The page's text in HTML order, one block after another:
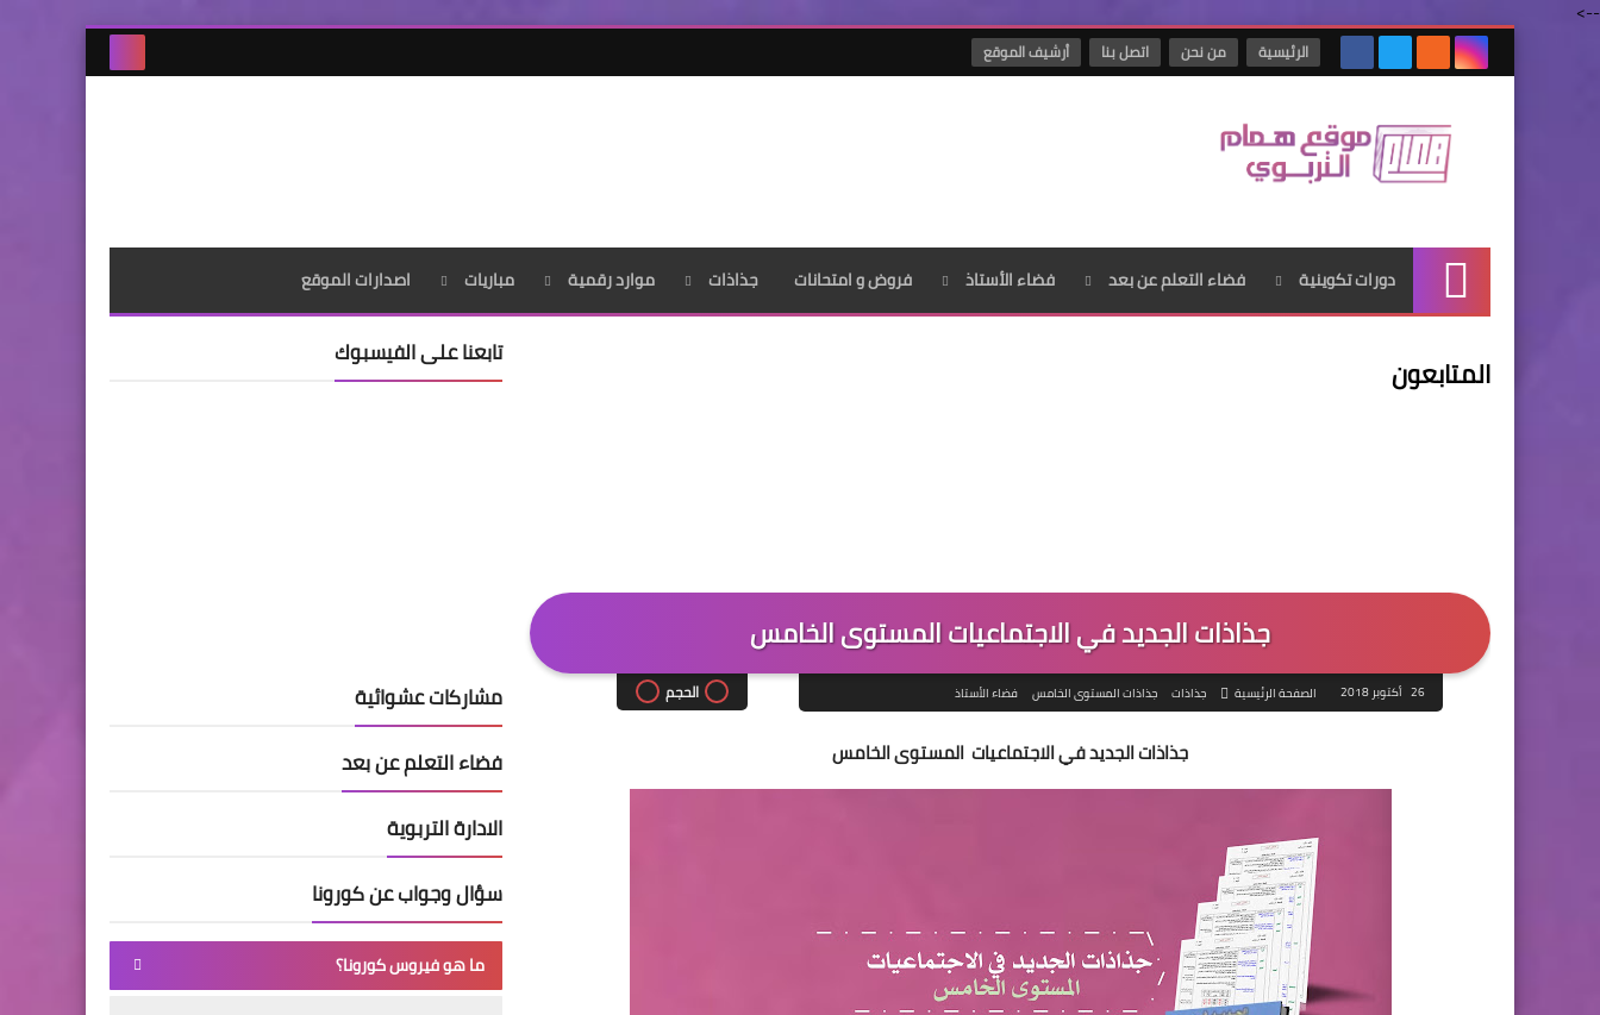
-->
الرئيسية من نحن اتصل بنا أرشيف الموقع
الرئيسية
دورات تكوينية فضاء التعلم عن بعد فضاء الأستاذ فروض و امتحانات جذاذات موارد رقمية مباريات اصدارات الموقع
المتابعون
جذاذات الجديد في الاجتماعيات المستوى الخامس
26 أكتوبر 2018 الصفحة الرئيسية جذاذات جذاذات المستوى الخامس فضاء الأستاذ الحجم
جذاذات الجديد في الاجتماعيات المستوى الخامس
تابعنا على الفيسبوك
مشاركات عشوائية
فضاء التعلم عن بعد
الادارة التربوية
سؤال وجواب عن كورونا
ما هو فيروس كورونا؟